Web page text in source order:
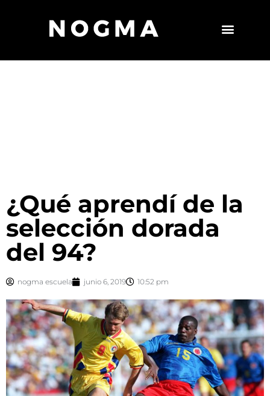
¿Qué aprendí de la
selección dorada
del 94?
nogma escuela junio 6, 2019 10:52 pm